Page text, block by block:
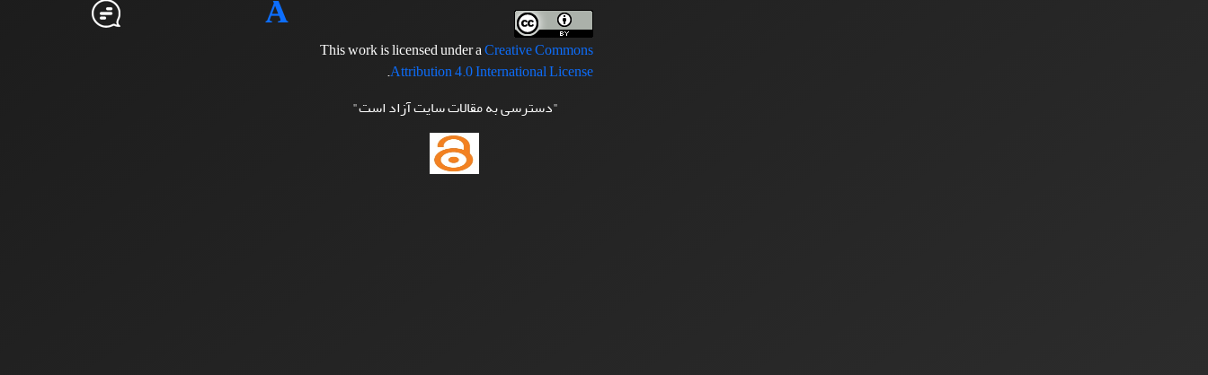
This work is licensed under aCreative Commons
Attribution 4.0 International License
.
"دسترسی به مقالات سایت آزاد است"